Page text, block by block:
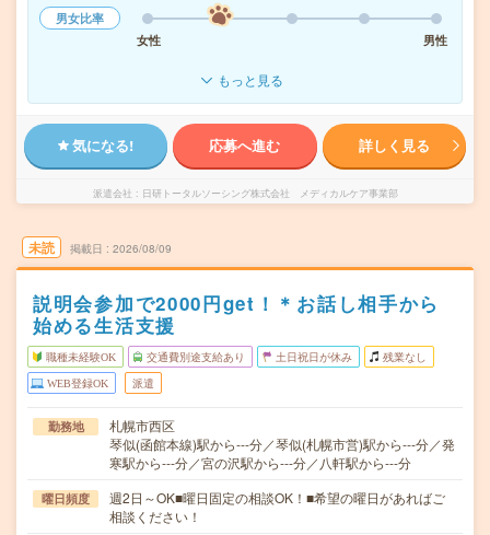
男女比率
女性
男性
もっと見る
気になる! 応募へ進む 詳しく見る
派遣会社 日研トータルソーシング株式会社 メディカルケア事業部
未読 掲載日 2026/08/09
説明会参加で2000円get！＊お話し相手から
始める生活支援
職種未経験OK 交通費別途支給あり 土日祝日が休み 残業なし
WEB登録OK 派遣
勤務地
札幌市西区
琴似(函館本線)駅から---分／琴似(札幌市営)駅から---分／発
寒駅から---分／宮の沢駅から---分／八軒駅から---分
曜日頻度
週2日～OK■曜日固定の相談OK！■希望の曜日があればご
相談ください！